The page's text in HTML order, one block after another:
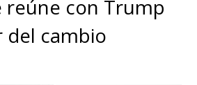
reúne con Trump
del cambio